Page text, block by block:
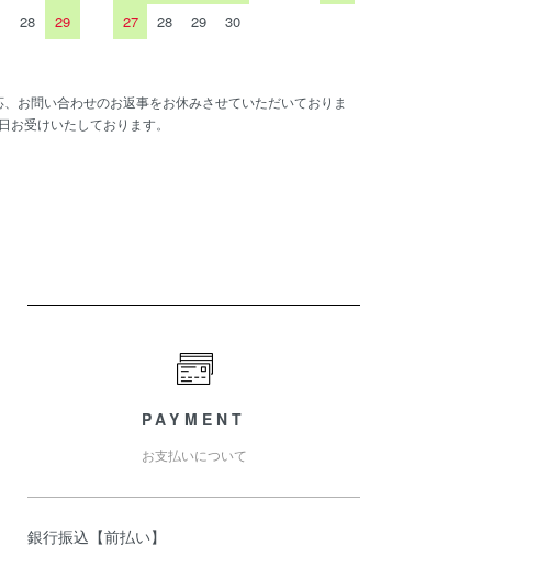
28
29
27
28 29 30
お問い合わせのお返事をお休みさせていただいておりま
受けいたしております。
PAYMENT
お支払いについて
銀行振込【前払い】